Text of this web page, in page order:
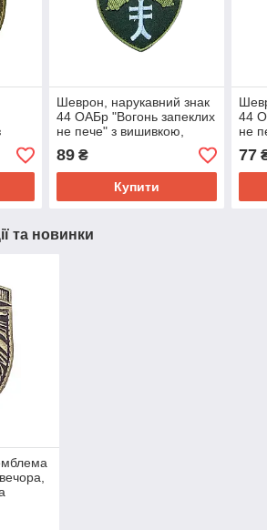
Шеврон, нарукавний знак
44 ОАБр "Вогонь запеклих
не пече" з вишивкою,
шеврон на липучці, 7х10
см
89₴
Купити
44
не
см
77
та новинки